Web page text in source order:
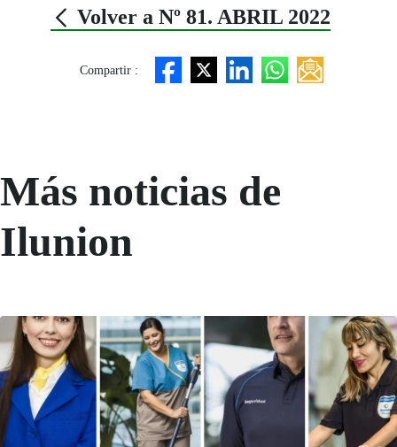
Volver a Nº 81. ABRIL 2022
Compartir :
Más noticias de
Ilunion